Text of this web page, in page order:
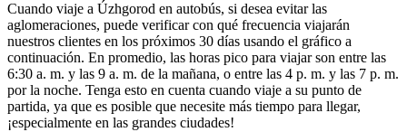
Cuando viaje a Úzhgorod en autobús, si desea evitar las
aglomeraciones, puede verificar con qué frecuencia viajarán
nuestros clientes en los próximos 30 días usando el gráfico a
continuación. En promedio, las horas pico para viajar son entre las
6:30 a. m. y las 9 a. m. de la mañana, o entre las 4 p. m. y las 7 p. m.
por la noche. Tenga esto en cuenta cuando viaje a su punto de
partida, ya que es posible que necesite más tiempo para llegar,
¡especialmente en las grandes ciudades!